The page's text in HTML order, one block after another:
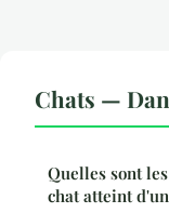
Chats —
Quelles sont
chat atteint